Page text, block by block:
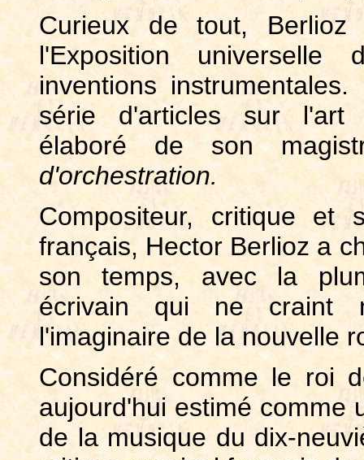
Curieux de tout,
l'Exposition
inventions
série d'articles sur l'art
élaboré de son
d'orchestration.
Compositeur, critique et
français, Hector Berlioz a
son temps, avec la
écrivain qui ne craint
l'imaginaire de la nouvelle
Considéré comme le roi
aujourd'hui estimé comme
de la musique du dix-